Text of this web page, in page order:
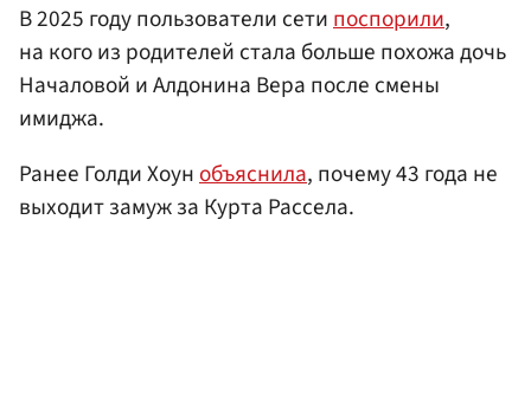
В 2025 году пользователи сетипоспорили,
на кого из родителей стала больше похожа дочь
Началовой и Алдонина Вера после смены
имиджа.
Ранее Голди Хоунобъяснила, почему 43 года не
выходит замуж за Курта Рассела.